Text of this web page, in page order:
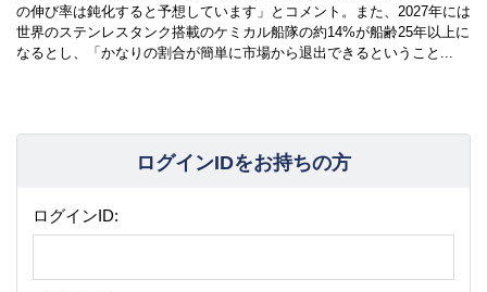
の伸び率は鈍化すると予想しています」とコメント。また、2027年には
世界のステンレスタンク搭載のケミカル船隊の約14%が船齢25年以上に
なるとし、「かなりの割合が簡単に市場から退出できるということ...
ログインIDをお持ちの方
ログインID: